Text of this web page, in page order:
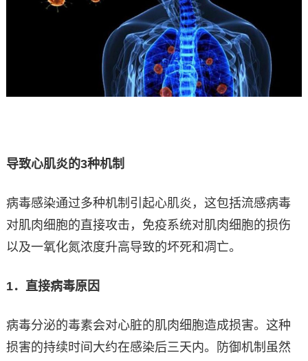
导致心肌炎的3种机制
病毒感染通过多种机制引起心肌炎，这包括流感病毒
对肌肉细胞的直接攻击，免疫系统对肌肉细胞的损伤
以及一氧化氮浓度升高导致的坏死和凋亡。
1．直接病毒原因
病毒分泌的毒素会对心脏的肌肉细胞造成损害。这种
损害的持续时间大约在感染后三天内。防御机制虽然